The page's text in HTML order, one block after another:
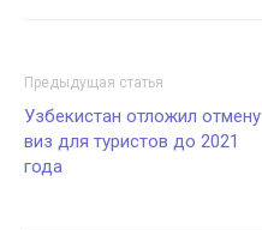
Предыдущая статья
Узбекистан отложил отмену
виз для туристов до 2021
года